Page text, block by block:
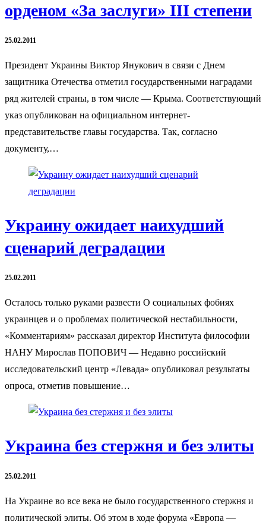
орденом «За заслуги» III степени
25.02.2011
Президент Украины Виктор Янукович в связи с Днем
защитника Отечества отметил государственными наградами
ряд жителей страны, в том числе — Крыма. Соответствующий
указ опубликован на официальном интернет-
представительстве главы государства. Так, согласно
документу,…
Украину ожидает наихудший
сценарий деградации
25.02.2011
Осталось только руками развести О социальных фобиях
украинцев и о проблемах политической нестабильности,
«Комментариям» рассказал директор Института философии
НАНУ Мирослав ПОПОВИЧ — Недавно российский
исследовательский центр «Левада» опубликовал результаты
опроса, отметив повышение…
Украина без стержня и без элиты
25.02.2011
На Украине во все века не было государственного стержня и
политической элиты. Об этом в ходе форума «Европа —